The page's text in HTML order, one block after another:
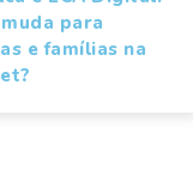
para
e famílias na